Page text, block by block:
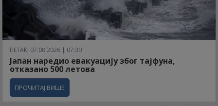
ПЕТАК, 07.08.2026 | 07:30
Јапан наредио евакуацију због тајфуна,
отказано 500 летова
ПРОЧИТАЈ ВИШЕ